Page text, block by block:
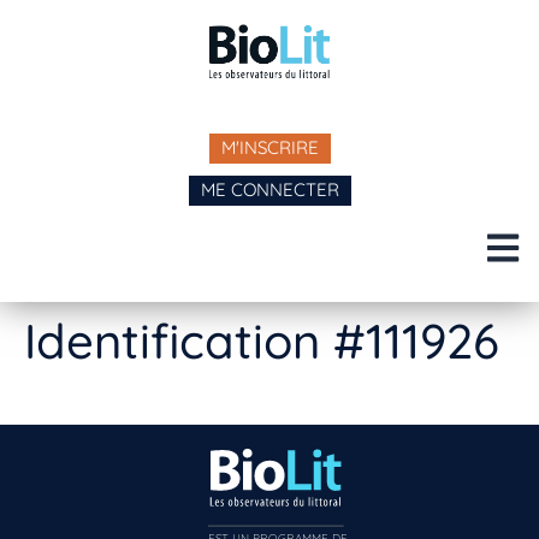
M'INSCRIRE
ME CONNECTER
Identification #111926